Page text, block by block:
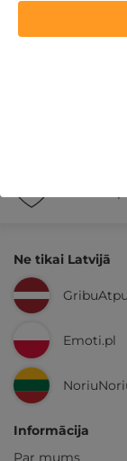
Ne tikai Latvijā
Emoti.pl
Informācija
Par mums